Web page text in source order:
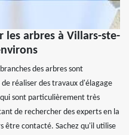
les arbres à Villars-ste-
des arbres sont
réaliser des travaux d'élagage
sont particulièrement très
de rechercher des experts en la
être contacté. Sachez qu'il utilise